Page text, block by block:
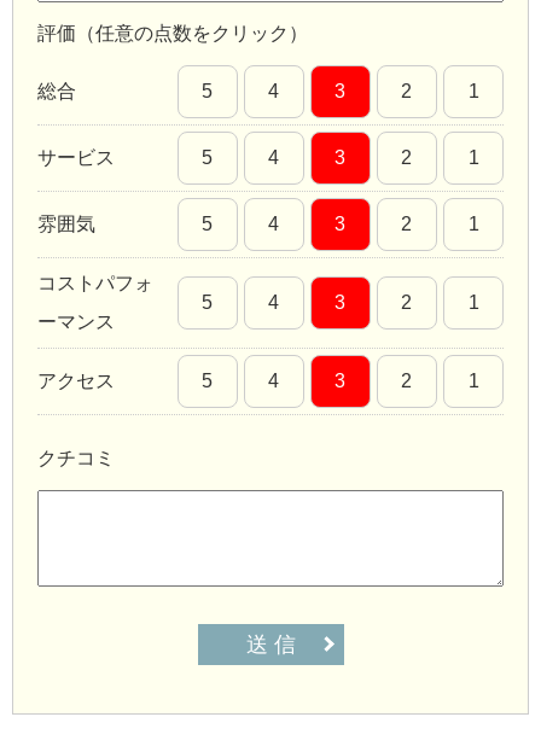
評価（任意の点数をクリック）
総合 5 4 3 2 1
サービス 5 4 3 2 1
雰囲気 5 4 3 2 1
コストパフォ
ーマンス
5 4 3 2 1
アクセス 5 4 3 2 1
クチコミ
送 信